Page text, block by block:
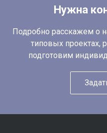
Нужна
Подробно расскажем о
типовых проектах,
подготовим